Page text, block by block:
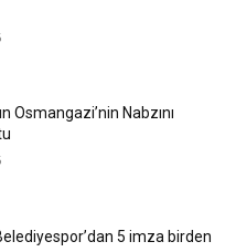
Osmangazi’nin Nabzını
5 imza birden